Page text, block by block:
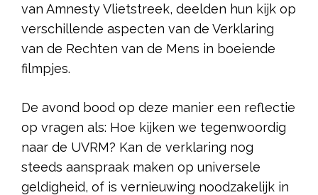
van Amnesty Vlietstreek, deelden hun kijk op
verschillende aspecten van de Verklaring
van de Rechten van de Mens in boeiende
filmpjes.
De avond bood op deze manier een reflectie
op vragen als: Hoe kijken we tegenwoordig
naar de UVRM? Kan de verklaring nog
steeds aanspraak maken op universele
geldigheid, of is vernieuwing noodzakelijk in